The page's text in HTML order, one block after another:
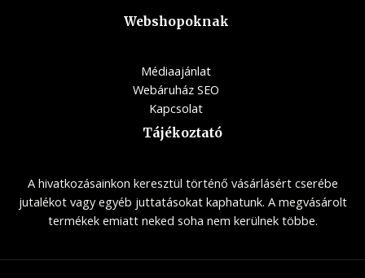
Webshopoknak
Médiaajánlat
Webáruház SEO
Kapcsolat
Tájékoztató
A hivatkozásainkon keresztül történő vásárlásért cserébe
jutalékot vagy egyéb juttatásokat kaphatunk. A megvásárolt
termékek emiatt neked soha nem kerülnek többe.